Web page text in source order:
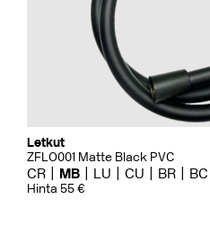
Letkut
ZFLO001 Matte Black PVC
CR MB LU CU BR BC
Hinta 55 €